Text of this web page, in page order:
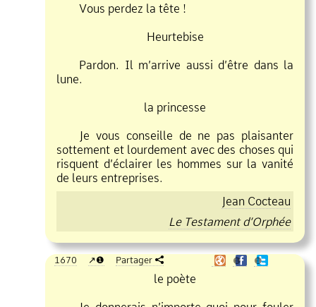
Vous perdez la tête !
Heurtebise
Pardon. Il m’arrive aussi d’être dans la
lune.
la princesse
Je vous conseille de ne pas plaisanter
sottement et lourdement avec des choses qui
risquent d’éclairer les hommes sur la vanité
de leurs entreprises.
Jean Cocteau
Le Testament d’Orphée
1670 ❶ Partager ❶ ❶
le poète